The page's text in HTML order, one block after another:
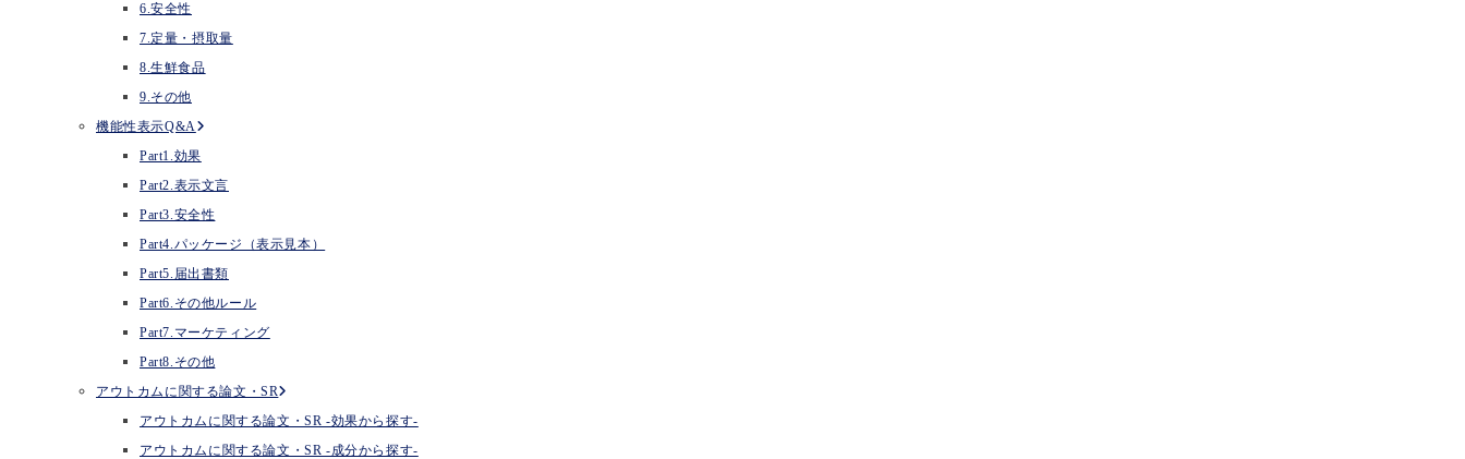
6.安全性
7.定量・摂取量
8.生鮮食品
9.その他
機能性表示Q&A
Part1.効果
Part2.表示文言
Part3.安全性
Part4.パッケージ（表示見本）
Part5.届出書類
Part6.その他ルール
Part7.マーケティング
Part8.その他
アウトカムに関する論文・SR
アウトカムに関する論文・SR -効果から探す-
アウトカムに関する論文・SR -成分から探す-